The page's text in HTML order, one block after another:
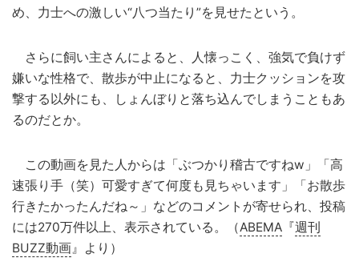
め、力士への激しい“八つ当たり”を見せたという。
さらに飼い主さんによると、人懐っこく、強気で負けず
嫌いな性格で、散歩が中止になると、力士クッションを攻
撃する以外にも、しょんぼりと落ち込んでしまうこともあ
るのだとか。
この動画を見た人からは「ぶつかり稽古ですねw」「高
速張り手（笑）可愛すぎて何度も見ちゃいます」「お散歩
行きたかったんだね～」などのコメントが寄せられ、投稿
には270万件以上、表示されている。（ABEMA 『週刊
BUZZ動画 』より）